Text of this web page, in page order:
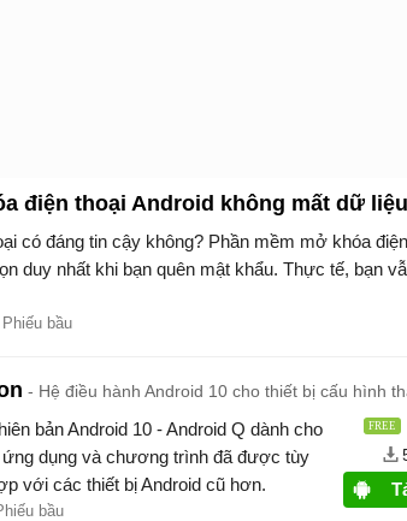
điện thoại Android không mất dữ liệu
có đáng tin cậy không? Phần mềm mở khóa
duy nhất khi bạn quên mật khẩu. Thực tế, bạn
bầu
Hệ điều hành Android 10 cho thiết bị cấu hình
bản Android 10 - Android Q dành cho
dụng và chương trình đã được tùy
với các thiết bị Android cũ hơn.
bầu